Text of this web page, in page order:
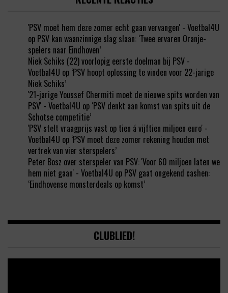
'PSV moet hem deze zomer echt gaan vervangen' - Voetbal4U
op PSV kan waanzinnige slag slaan: ‘Twee ervaren Oranje-
spelers naar Eindhoven’
Niek Schiks (22) voorlopig eerste doelman bij PSV -
Voetbal4U op ‘PSV hoopt oplossing te vinden voor 22-jarige
Niek Schiks’
'21-jarige Youssef Chermiti moet de nieuwe spits worden van
PSV' - Voetbal4U op ‘PSV denkt aan komst van spits uit de
Schotse competitie’
'PSV stelt vraagprijs vast op tien á vijftien miljoen euro' -
Voetbal4U op ‘PSV moet deze zomer rekening houden met
vertrek van vier sterspelers’
Peter Bosz over sterspeler van PSV: 'Voor 60 miljoen laten we
hem niet gaan' - Voetbal4U op PSV gaat ongekend cashen:
‘Eindhovense monsterdeals op komst’
CLUBLIED!